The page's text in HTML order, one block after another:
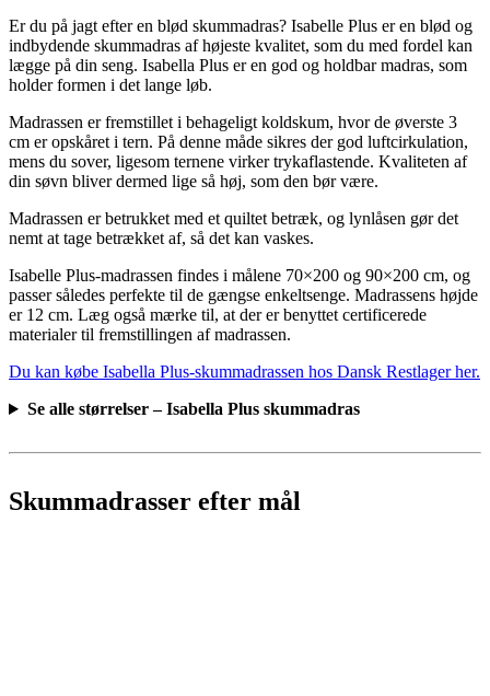
Er du på jagt efter en blød skummadras? Isabelle Plus er en blød og
indbydende skummadras af højeste kvalitet, som du med fordel kan
lægge på din seng. Isabella Plus er en god og holdbar madras, som
holder formen i det lange løb.
Madrassen er fremstillet i behageligt koldskum, hvor de øverste 3
cm er opskåret i tern. På denne måde sikres der god luftcirkulation,
mens du sover, ligesom ternene virker trykaflastende. Kvaliteten af
din søvn bliver dermed lige så høj, som den bør være.
Madrassen er betrukket med et quiltet betræk, og lynlåsen gør det
nemt at tage betrækket af, så det kan vaskes.
Isabelle Plus-madrassen findes i målene 70×200 og 90×200 cm, og
passer således perfekte til de gængse enkeltsenge. Madrassens højde
er 12 cm. Læg også mærke til, at der er benyttet certificerede
materialer til fremstillingen af madrassen.
Du kan købe Isabella Plus-skummadrassen hos Dansk Restlager her.
Se alle størrelser – Isabella Plus skummadras
Skummadrasser efter mål